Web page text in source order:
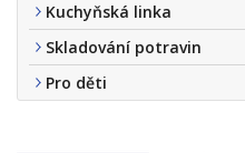
Kuchyňská linka
Skladování potravin
Pro děti